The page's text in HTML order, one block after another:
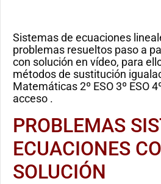
Sistemas de ecuaciones
problemas resueltos paso a
con solución en vídeo, para
métodos de sustitución
Matemáticas 2º ESO 3º ESO
acceso .
PROBLEMAS
ECUACIONES
SOLUCIÓN